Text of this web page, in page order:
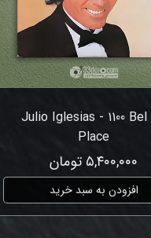
Julio Iglesias - 1100
Place
۵,۴۰۰,۰۰۰ تومان
افزودن به سبد خرید